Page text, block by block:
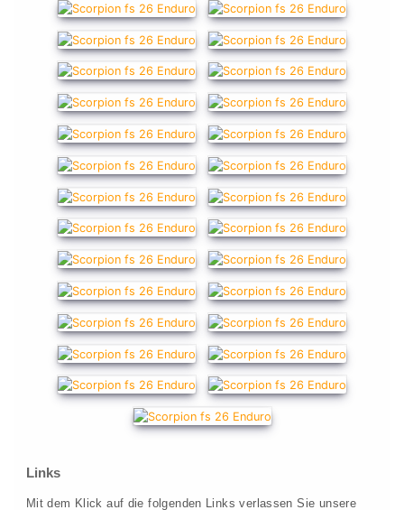
Links
Mit dem Klick auf die folgenden Links verlassen Sie unsere